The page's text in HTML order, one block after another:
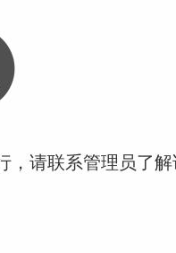
，请联系管理员了